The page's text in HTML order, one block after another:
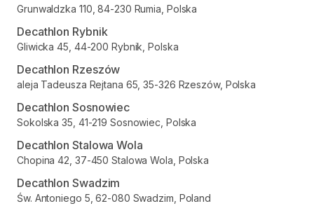
Grunwaldzka 110, 84-230 Rumia, Polska
Decathlon Rybnik
Gliwicka 45, 44-200 Rybnik, Polska
Decathlon Rzeszów
aleja Tadeusza Rejtana 65, 35-326 Rzeszów, Polska
Decathlon Sosnowiec
Sokolska 35, 41-219 Sosnowiec, Polska
Decathlon Stalowa Wola
Chopina 42, 37-450 Stalowa Wola, Polska
Decathlon Swadzim
Św. Antoniego 5, 62-080 Swadzim, Poland